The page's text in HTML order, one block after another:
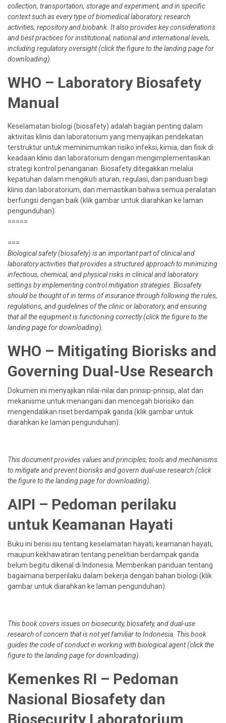
collection, transportation, storage and experiment, and in specific
context such as every type of biomedical laboratory, research
activities, repository and biobank. It also provides key considerations
and best practices for institutional, national and international levels,
including regulatory oversight (click the figure to the landing page for
downloading).
WHO – Laboratory Biosafety
Manual
Keselamatan biologi (biosafety) adalah bagian penting dalam
aktivitas klinis dan laboratorium yang menyajikan pendekatan
terstruktur untuk meminimumkan risiko infeksi, kimia, dan fisik di
keadaan klinis dan laboratorium dengan mengimplementasikan
strategi kontrol penanganan. Biosafety ditegakkan melalui
kepatuhan dalam mengikuti aturan, regulasi, dan panduan bagi
klinis dan laboratorium, dan memastikan bahwa semua peralatan
berfungsi dengan baik (klik gambar untuk diarahkan ke laman
pengunduhan).
=====
===
Biological safety (biosafety) is an important part of clinical and
laboratory activities that provides a structured approach to minimizing
infectious, chemical, and physical risks in clinical and laboratory
settings by implementing control mitigation strategies. Biosafety
should be thought of in terms of insurance through following the rules,
regulations, and guidelines of the clinic or laboratory, and ensuring
that all the equipment is functioning correctly (click the figure to the
landing page for downloading).
WHO – Mitigating Biorisks and
Governing Dual-Use Research
Dokumen ini menyajikan nilai-nilai dan prinsip-prinsip, alat dan
mekanisme untuk menangani dan mencegah biorisiko dan
mengendalikan riset berdampak ganda (klik gambar untuk
diarahkan ke laman pengunduhan).
This document provides values and principles, tools and mechanisms
to mitigate and prevent biorisks and govern dual-use research (click
the figure to the landing page for downloading).
AIPI – Pedoman perilaku
untuk Keamanan Hayati
Buku ini berisi isu tentang keselamatan hayati, keamanan hayati,
maupun kekhawatiran tentang penelitian berdampak ganda
belum begitu dikenal di Indonesia. Memberikan panduan tentang
bagaimana berperilaku dalam bekerja dengan bahan biologi (klik
gambar untuk diarahkan ke laman pengunduhan).
This book covers issues on biosecurity, biosafety, and dual-use
research of concern that is not yet familiar to Indonesia. This book
guides the code of conduct in working with biological agent (click the
figure to the landing page for downloading).
Kemenkes RI – Pedoman
Nasional Biosafety dan
Biosecurity Laboratorium